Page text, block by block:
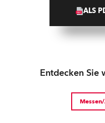
ALS
Entdecken Sie